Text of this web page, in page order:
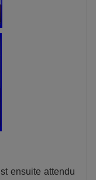
ensuite attendu